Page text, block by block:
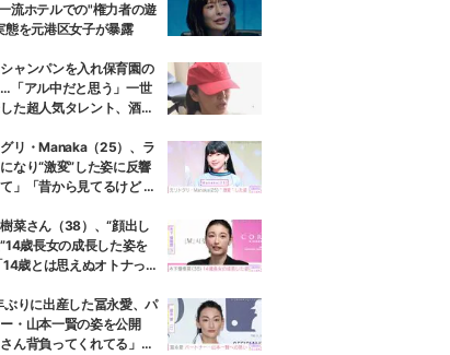
流ホテルでの"権力者の遊
態を元港区女子が暴露
ャンパンを入れ保育園の
「アル中だと思う」一世
た超人気タレント、酒漬
リ・Manaka（25）、ラ
なり“激変”した姿に反響
て」「昔から見てるけど 最
菜さん（38）、“顔出し
歳長女の成長した姿を
歳とは思えぬオトナっぽ
ど反響
りに出産した冨永愛、パ
・山本一賢の姿を公開
さん背負ってくれてる」感